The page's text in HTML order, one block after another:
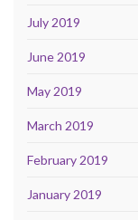
July 2019
June 2019
May 2019
March 2019
February 2019
January 2019